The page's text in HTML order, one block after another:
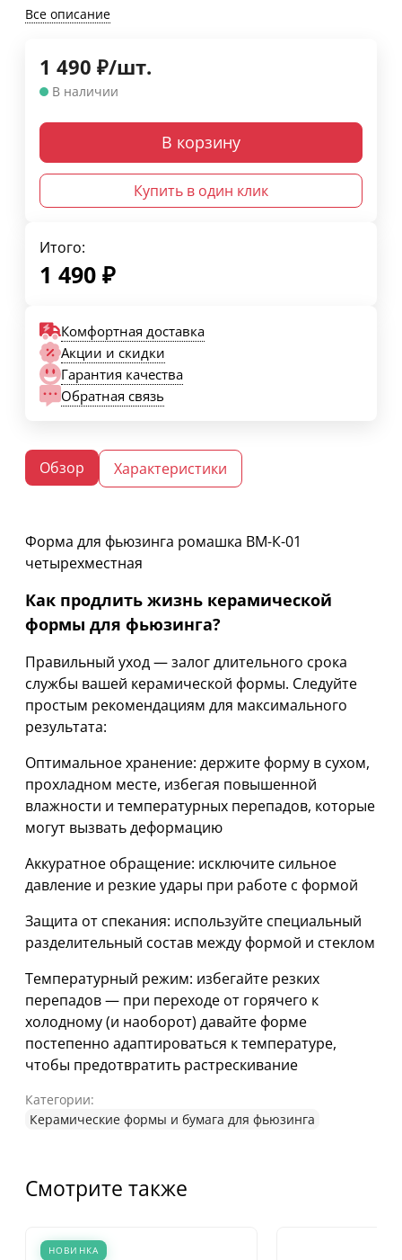
Все описание
1 490 ₽/шт.
В наличии
В корзину
Купить в один клик
Итого:
1 490 ₽
Комфортная доставка
Акции и скидки
Гарантия качества
Обратная связь
Обзор Характеристики
Форма для фьюзинга ромашка ВМ-К-01
четырехместная
Как продлить жизнь керамической
формы для фьюзинга?
Правильный уход — залог длительного срока
службы вашей керамической формы. Следуйте
простым рекомендациям для максимального
результата:
Оптимальное хранение: держите форму в сухом,
прохладном месте, избегая повышенной
влажности и температурных перепадов, которые
могут вызвать деформацию
Аккуратное обращение: исключите сильное
давление и резкие удары при работе с формой
Защита от спекания: используйте специальный
разделительный состав между формой и стеклом
Температурный режим: избегайте резких
перепадов — при переходе от горячего к
холодному (и наоборот) давайте форме
постепенно адаптироваться к температуре,
чтобы предотвратить растрескивание
Категории:
Керамические формы и бумага для фьюзинга
Смотрите также
НОВИНКА